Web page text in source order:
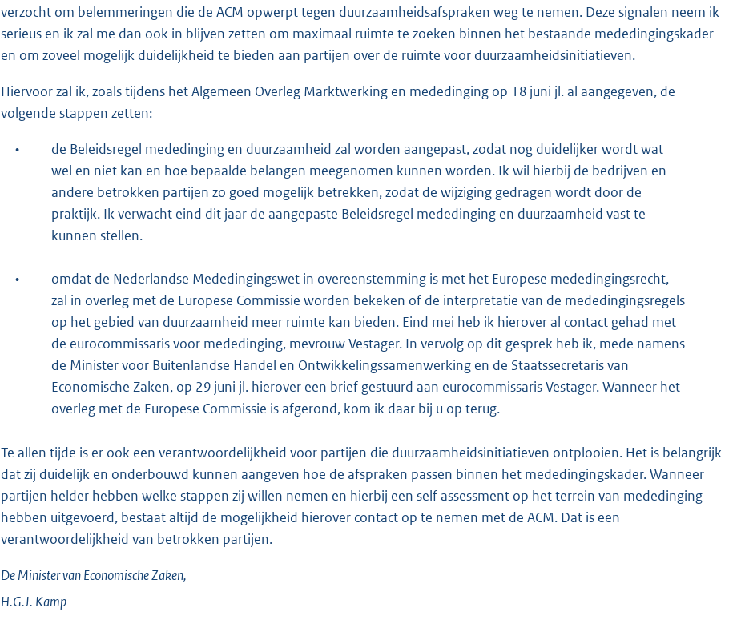
verzocht om belemmeringen die de ACM opwerpt tegen duurzaamheidsafspraken weg te nemen. Deze signalen neem ik
serieus en ik zal me dan ook in blijven zetten om maximaal ruimte te zoeken binnen het bestaande mededingingskader
en om zoveel mogelijk duidelijkheid te bieden aan partijen over de ruimte voor duurzaamheidsinitiatieven.
Hiervoor zal ik, zoals tijdens het Algemeen Overleg Marktwerking en mededinging op 18 juni jl. al aangegeven, de
volgende stappen zetten:
•
de Beleidsregel mededinging en duurzaamheid zal worden aangepast, zodat nog duidelijker wordt wat
wel en niet kan en hoe bepaalde belangen meegenomen kunnen worden. Ik wil hierbij de bedrijven en
andere betrokken partijen zo goed mogelijk betrekken, zodat de wijziging gedragen wordt door de
praktijk. Ik verwacht eind dit jaar de aangepaste Beleidsregel mededinging en duurzaamheid vast te
kunnen stellen.
•
omdat de Nederlandse Mededingingswet in overeenstemming is met het Europese mededingingsrecht,
zal in overleg met de Europese Commissie worden bekeken of de interpretatie van de mededingingsregels
op het gebied van duurzaamheid meer ruimte kan bieden. Eind mei heb ik hierover al contact gehad met
de eurocommissaris voor mededinging, mevrouw Vestager. In vervolg op dit gesprek heb ik, mede namens
de Minister voor Buitenlandse Handel en Ontwikkelingssamenwerking en de Staatssecretaris van
Economische Zaken, op 29 juni jl. hierover een brief gestuurd aan eurocommissaris Vestager. Wanneer het
overleg met de Europese Commissie is afgerond, kom ik daar bij u op terug.
Te allen tijde is er ook een verantwoordelijkheid voor partijen die duurzaamheidsinitiatieven ontplooien. Het is belangrijk
dat zij duidelijk en onderbouwd kunnen aangeven hoe de afspraken passen binnen het mededingingskader. Wanneer
partijen helder hebben welke stappen zij willen nemen en hierbij een self assessment op het terrein van mededinging
hebben uitgevoerd, bestaat altijd de mogelijkheid hierover contact op te nemen met de ACM. Dat is een
verantwoordelijkheid van betrokken partijen.
De Minister van Economische Zaken,
H.G.J. Kamp